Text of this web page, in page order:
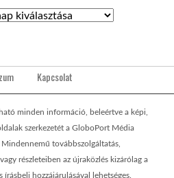
Kapcsolat
minden információ, beleértve a képi,
szerkezetét a GloboPort Média
továbbszolgáltatás,
részleteiben az újraközlés kizárólag a
hozzájárulásával lehetséges.